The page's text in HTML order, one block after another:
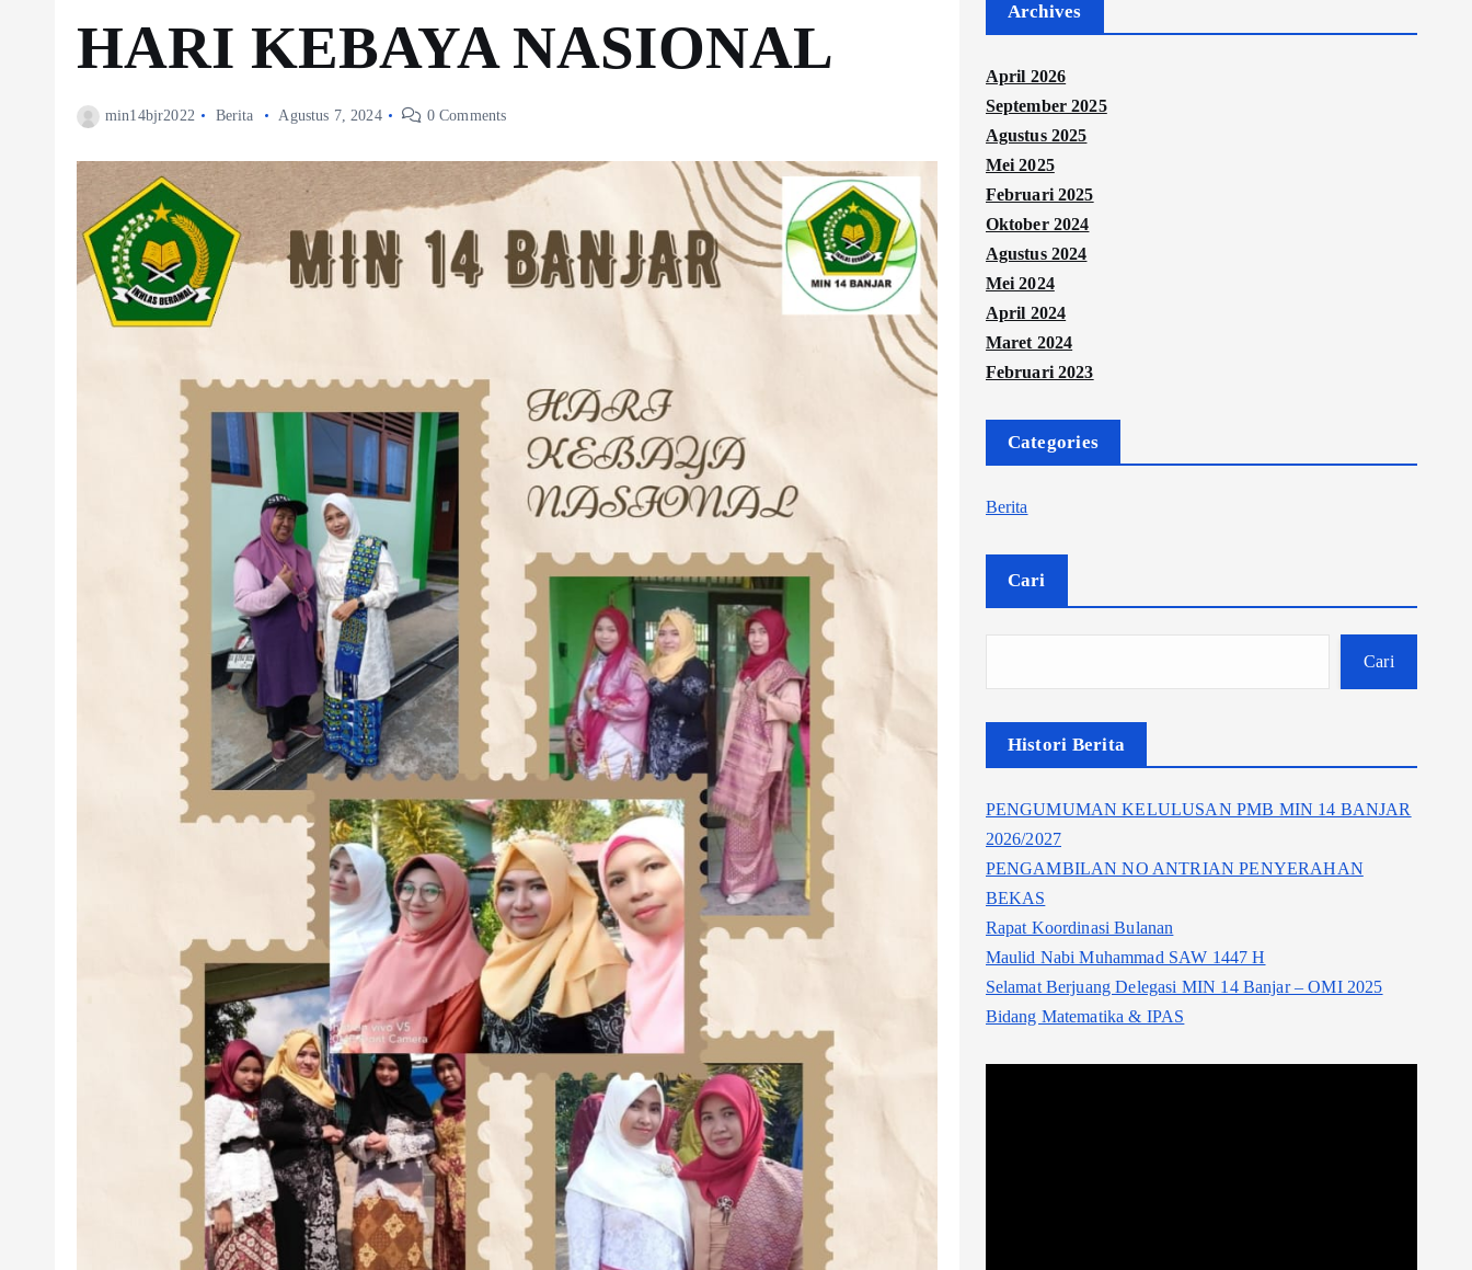
HARI KEBAYA NASIONAL
min14bjr2022 Berita Agustus 7, 2024 0 Comments
Archives
April 2026
September 2025
Agustus 2025
Mei 2025
Februari 2025
Oktober 2024
Agustus 2024
Mei 2024
April 2024
Maret 2024
Februari 2023
Categories
Berita
Cari
Cari
Histori Berita
PENGUMUMAN KELULUSAN PMB MIN 14 BANJAR
2026/2027
PENGAMBILAN NO ANTRIAN PENYERAHAN
BEKAS
Rapat Koordinasi Bulanan
Maulid Nabi Muhammad SAW 1447 H
Selamat Berjuang Delegasi MIN 14 Banjar – OMI 2025
Bidang Matematika & IPAS